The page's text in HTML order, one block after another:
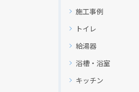
施工事例
トイレ
給湯器
浴槽・浴室
キッチン